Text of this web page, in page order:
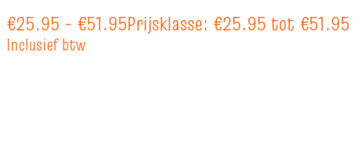
€25.95 - €51.95Prijsklasse: €25.95 tot €51.95
Inclusief btw